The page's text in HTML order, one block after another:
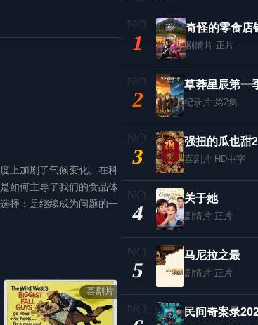
上加剧了气候变化。在科
如何主导了我们的食品体
择：是继续成为问题的一
喜剧片
1
奇怪的零食店
剧情片 正片
2
草莽星辰第一
纪录片 第2集
3
强扭的瓜也甜2
喜剧片 HD中字
4
关于她
剧情片 正片
5
马尼拉之最
剧情片 正片
民间奇案录